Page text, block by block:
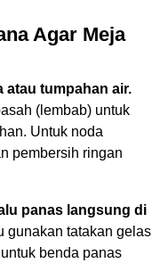
Agar Meja
atau tumpahan air.
(lembab) untuk
Untuk noda
pembersih ringan
panas langsung di
gunakan tatakan gelas
benda panas